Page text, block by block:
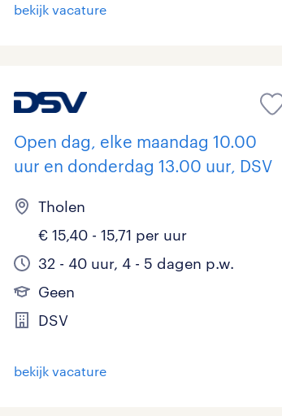
bekijk vacature
Open dag, elke maandag 10.00
uur en donderdag 13.00 uur, DSV
Tholen
€ 15,40 - 15,71 per uur
32 - 40 uur, 4 - 5 dagen p.w.
Geen
DSV
bekijk vacature